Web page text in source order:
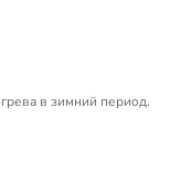
в зимний период.